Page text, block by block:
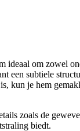
ideaal om zowel
een subtiele
kun je hem
zoals de
biedt.